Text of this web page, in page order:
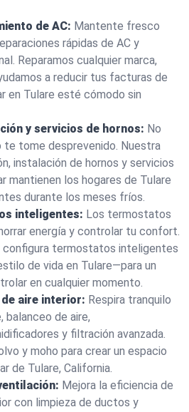
de AC: Mantente fresco
rápidas de AC y
Reparamos cualquier marca,
a reducir tus facturas de
en Tulare esté cómodo sin
y servicios de hornos: No
te tome desprevenido. Nuestra
instalación de hornos y servicios
mantienen los hogares de Tulare
durante los meses fríos.
inteligentes: Los termostatos
energía y controlar tu confort.
configura termostatos inteligentes
de vida en Tulare—para un
en cualquier momento.
aire interior: Respira tranquilo
balanceo de aire,
y filtración avanzada.
y moho para crear un espacio
de Tulare, California.
Mejora la eficiencia de
con limpieza de ductos y